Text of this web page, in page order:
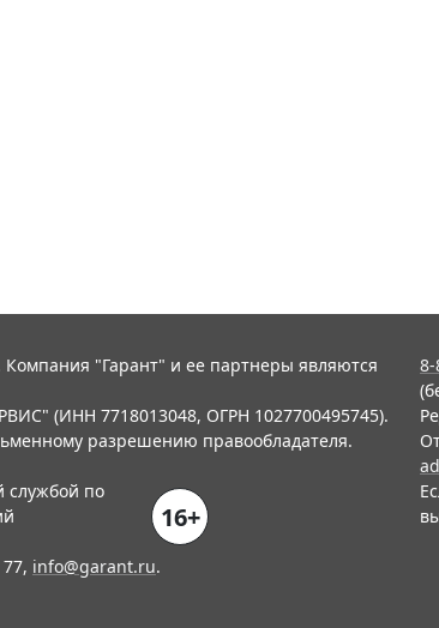
"Гарант" и ее партнеры являются
(ИНН 7718013048, ОГРН 1027700495745).
разрешению правообладателя.
службой по
16+
info@garant.ru.